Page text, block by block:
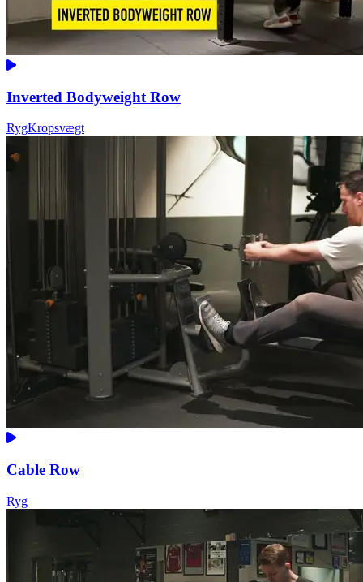
Inverted Bodyweight Row
RygKropsvægt
Cable Row
Ryg